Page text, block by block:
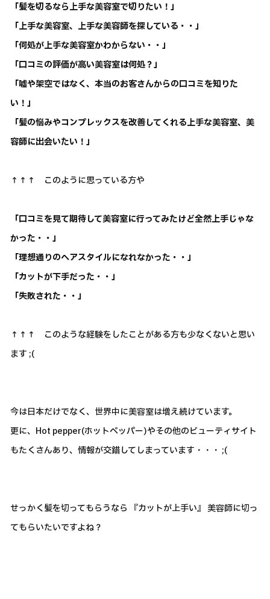
「髪を切るなら上手な美容室で切りたい！」
「上手な美容室、上手な美容師を探している・・」
「何処が上手な美容室かわからない・・」
「口コミの評価が高い美容室は何処？」
「嘘や架空ではなく、本当のお客さんからの口コミを知りた
い！」
「髪の悩みやコンプレックスを改善してくれる上手な美容室、美
容師に出会いたい！」
↑↑↑ このように思っている方や
「口コミを見て期待して美容室に行ってみたけど全然上手じゃな
かった・・」
「理想通りのヘアスタイルになれなかった・・」
「カットが下手だった・・」
「失敗された・・」
↑↑↑ このような経験をしたことがある方も少なくないと思い
ます ;(
今は日本だけでなく、世界中に美容室は増え続けています。
更に、Hot pepper(ホットペッパー)やその他のビューティサイト
もたくさんあり、情報が交錯してしまっています・・・ ;(
せっかく髪を切ってもらうなら 『カットが上手い』 美容師に切っ
てもらいたいですよね？